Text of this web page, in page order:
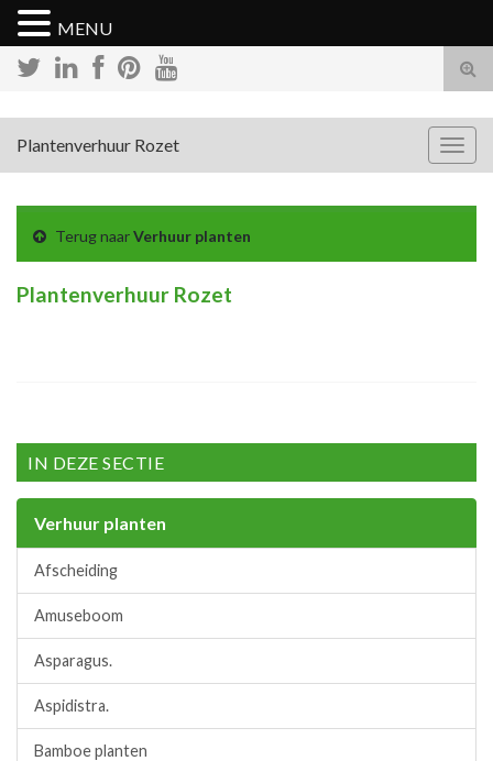
Plantenverhuur Rozet
Terug naarVerhuur planten
Plantenverhuur Rozet
IN DEZE SECTIE
Verhuur planten
Afscheiding
Amuseboom
Asparagus.
Aspidistra.
Bamboe planten
MENU